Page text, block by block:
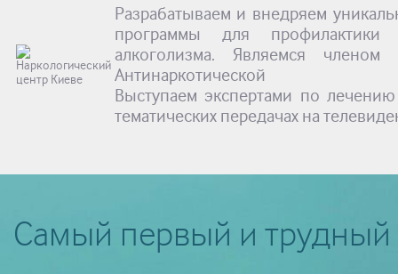
Разрабатываем и внедряем
программы для
алкоголизма. Являемся членом
Антинаркотической
Выступаем экспертами по
тематических передачах на
Самый первый и